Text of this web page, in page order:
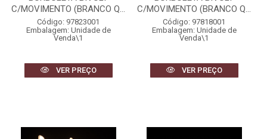
C/MOVIMENTO (BRANCO Q...
Código: 97823001
Embalagem: Unidade de
Venda\1
VER PREÇO
C/MOVIMENTO (BRANCO Q...
Código: 97818001
Embalagem: Unidade de
Venda\1
VER PREÇO